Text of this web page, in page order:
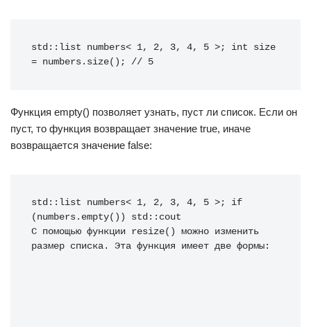
std::list numbers< 1, 2, 3, 4, 5 >; int size
= numbers.size(); // 5
Функция empty() позволяет узнать, пуст ли список. Если он
пуст, то функция возвращает значение true, иначе
возвращается значение false:
std::list numbers< 1, 2, 3, 4, 5 >; if
С помощью функции resize() можно изменить
размер списка. Эта функция имеет две формы: